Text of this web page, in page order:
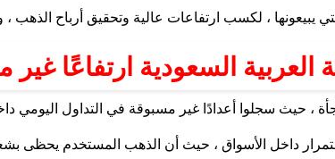
أرباح الذهب ، وأن الكثيرون يفضلون الذهب 21 -كاراتي في المملكة العربية
السعودية ارتفاعًا
أعدادًا غير مسبوقة في التداول اليومي داخل الأسواق
داخل الأسواق ، حيث أن الذهب المستخدم يحظى